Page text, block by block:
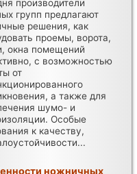
производители
групп предлагают
решения, как
проемы, ворота,
окна помещений
с возможностью
от
а также для
шумо- и
Особые
к качеству,
ножничных